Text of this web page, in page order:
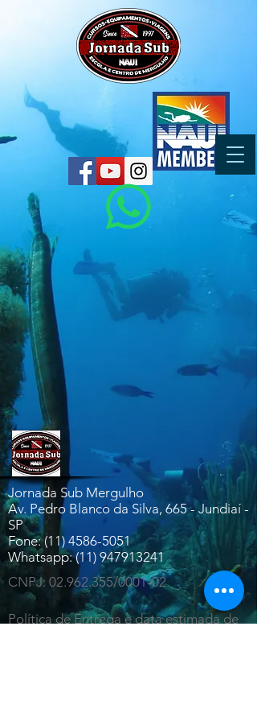
Jornada Sub Mergulho
Av. Pedro Blanco da Silva, 665 - Jundiaí -
SP
Fone: (11) 4586-5051
Whatsapp:(11) 947913241
CNPJ: 02.962.355/0001-02
Política de Entrega e data estimada de